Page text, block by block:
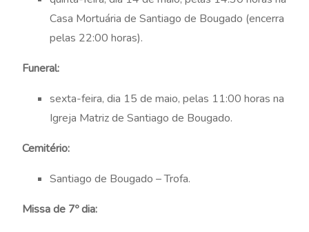
Casa Mortuária de Santiago de Bougado (encerra
pelas 22:00 horas).
Funeral:
sexta-feira, dia 15 de maio, pelas 11:00 horas na
Igreja Matriz de Santiago de Bougado.
Cemitério:
Santiago de Bougado – Trofa.
Missa de 7º dia: